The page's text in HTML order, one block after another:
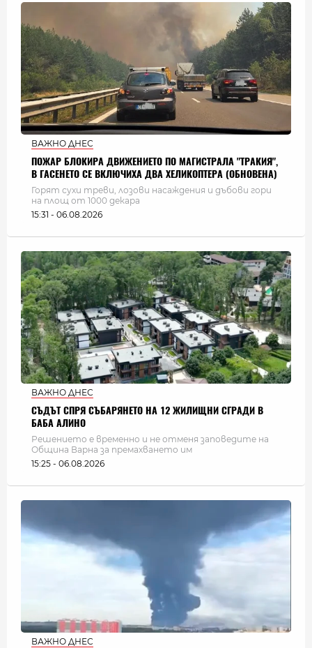
ВАЖНО ДНЕС
ПОЖАР БЛОКИРА ДВИЖЕНИЕТО ПО МАГИСТРАЛА "ТРАКИЯ",
В ГАСЕНЕТО СЕ ВКЛЮЧИХА ДВА ХЕЛИКОПТЕРА (ОБНОВЕНА)
Горят сухи треви, лозови насаждения и дъбови гори
на площ от 1000 декара
15:31 - 06.08.2026
ВАЖНО ДНЕС
СЪДЪТ СПРЯ СЪБАРЯНЕТО НА 12 ЖИЛИЩНИ СГРАДИ В
БАБА АЛИНО
Решението е временно и не отменя заповедите на
Община Варна за премахването им
15:25 - 06.08.2026
ВАЖНО ДНЕС